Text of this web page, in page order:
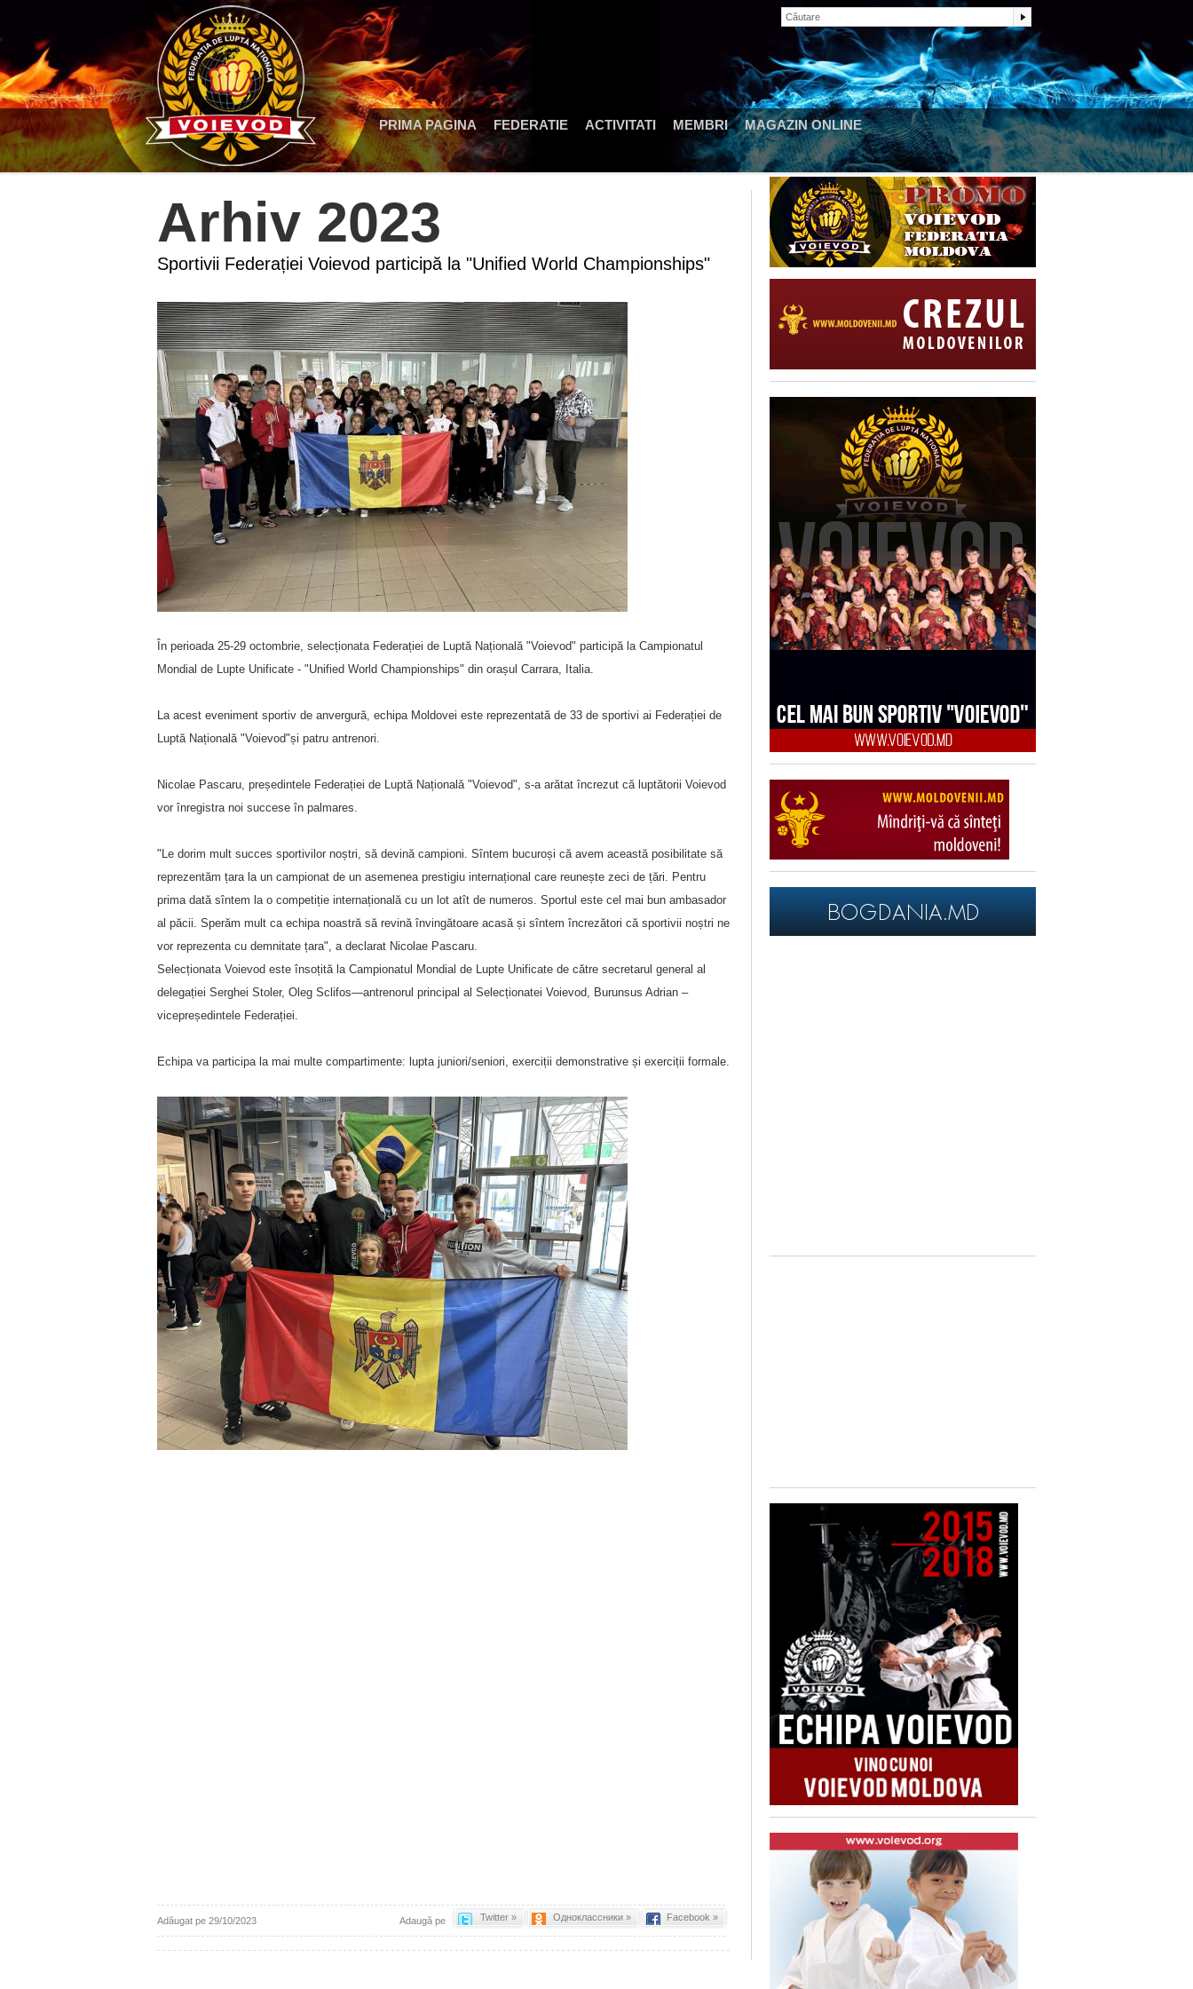
PRIMA PAGINA FEDERATIE ACTIVITATI MEMBRI MAGAZIN ONLINE
Arhiv 2023
Sportivii Federației Voievod participă la "Unified World Championships"
În perioada 25-29 octombrie, selecționata Federației de Luptă Națională "Voievod" participă la Campionatul
Mondial de Lupte Unificate - "Unified World Championships" din orașul Carrara, Italia.
La acest eveniment sportiv de anvergură, echipa Moldovei este reprezentată de 33 de sportivi ai Federației de
Luptă Națională "Voievod"și patru antrenori.
Nicolae Pascaru, președintele Federației de Luptă Națională "Voievod", s-a arătat încrezut că luptătorii Voievod
vor înregistra noi succese în palmares.
"Le dorim mult succes sportivilor noștri, să devină campioni. Sîntem bucuroși că avem această posibilitate să
reprezentăm țara la un campionat de un asemenea prestigiu internațional care reunește zeci de țări. Pentru
prima dată sîntem la o competiție internațională cu un lot atît de numeros. Sportul este cel mai bun ambasador
al păcii. Sperăm mult ca echipa noastră să revină învingătoare acasă și sîntem încrezători că sportivii noștri ne
vor reprezenta cu demnitate țara", a declarat Nicolae Pascaru.
Selecționata Voievod este însoțită la Campionatul Mondial de Lupte Unificate de către secretarul general al
delegației Serghei Stoler, Oleg Sclifos—antrenorul principal al Selecționatei Voievod, Burunsus Adrian –
vicepreședintele Federației.
Echipa va participa la mai multe compartimente: lupta juniori/seniori, exerciții demonstrative și exerciții formale.
Adăugat pe 29/10/2023 Facebook »
Одноклассники »
Twitter »
Adaugă pe